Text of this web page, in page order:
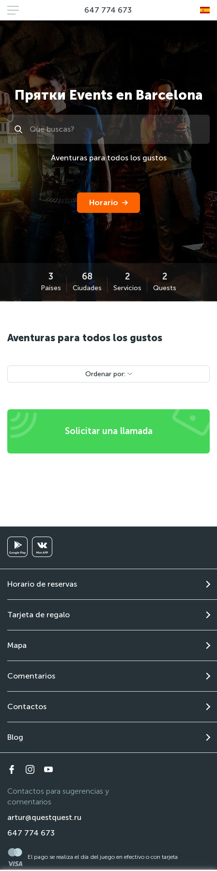
647 774 673
Прятки Events en Barcelona
Поиск
Aventuras para todos los gustos
Horario
Países Ciudades Servicios Quests
Aventuras para todos los gustos
Ordenar por:
Solicitar una llamada
Horario de reservas
Tarjeta de regalo
Mapa
Comentarios
Contactos
Blog
Contactos para sugerencias y
comentarios
artur@questquest.ru
647 774 673
El pago se realiza el día del juego en efectivo o con tarjeta